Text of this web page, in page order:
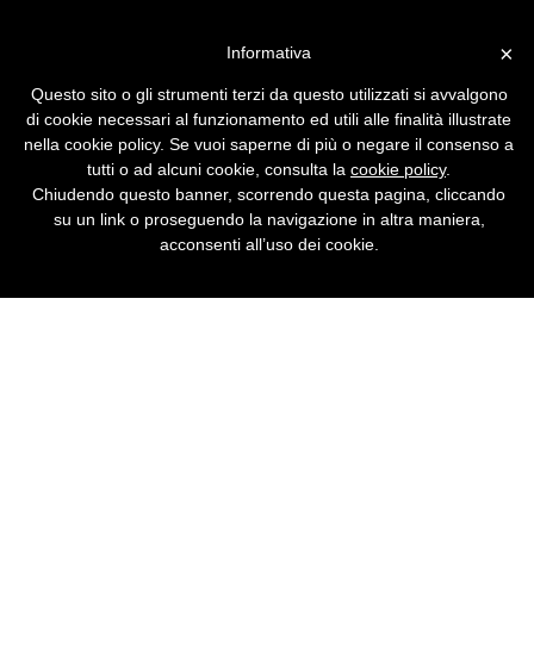
nelle intestazioni
Due terzi delle e-mail inviate come spam
contengono informazioni fraudolente
nell'intestazione, in modo da rendere più
difficile il riconoscimento del mittente.
×
Informativa
Questo sito o gli strumenti terzi da questo utilizzati si avvalgono
di cookie necessari al funzionamento ed utili alle finalità illustrate
nella cookie policy. Se vuoi saperne di più o negare il consenso a
tutti o ad alcuni cookie, consulta la cookie policy.
Chiudendo questo banner, scorrendo questa pagina, cliccando
su un link o proseguendo la navigazione in altra maniera,
acconsenti all’uso dei cookie.